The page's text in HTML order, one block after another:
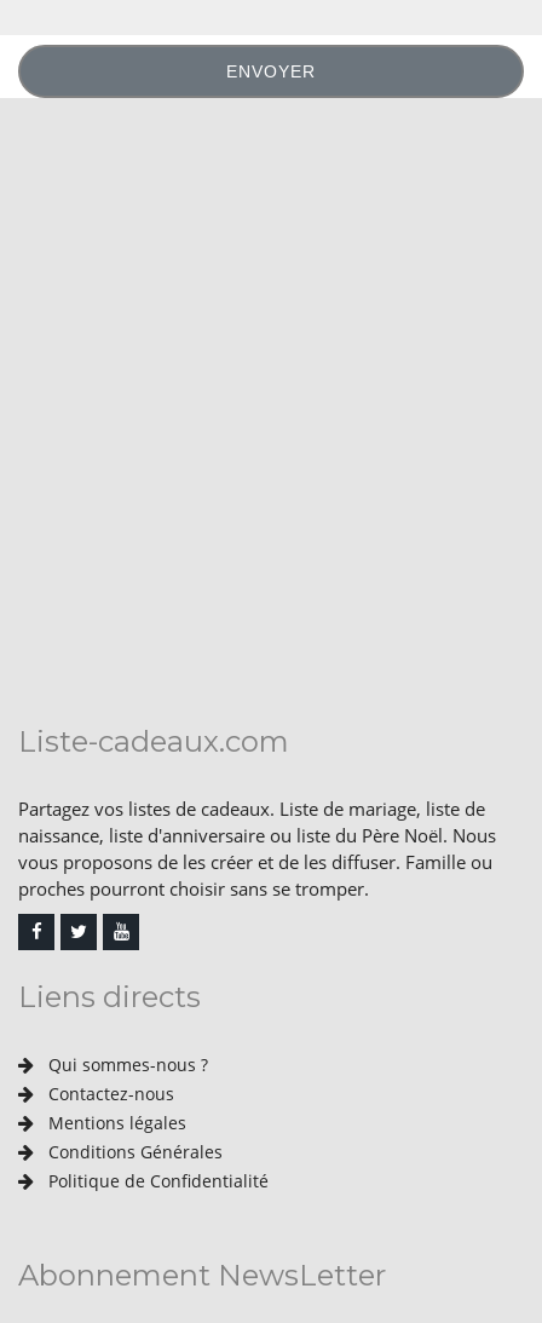
ENVOYER
Liste-cadeaux.com
Partagez vos listes de cadeaux. Liste de mariage, liste de
naissance, liste d'anniversaire ou liste du Père Noël. Nous
vous proposons de les créer et de les diffuser. Famille ou
proches pourront choisir sans se tromper.
Liens directs
Qui sommes-nous ?
Contactez-nous
Mentions légales
Conditions Générales
Politique de Confidentialité
Abonnement NewsLetter